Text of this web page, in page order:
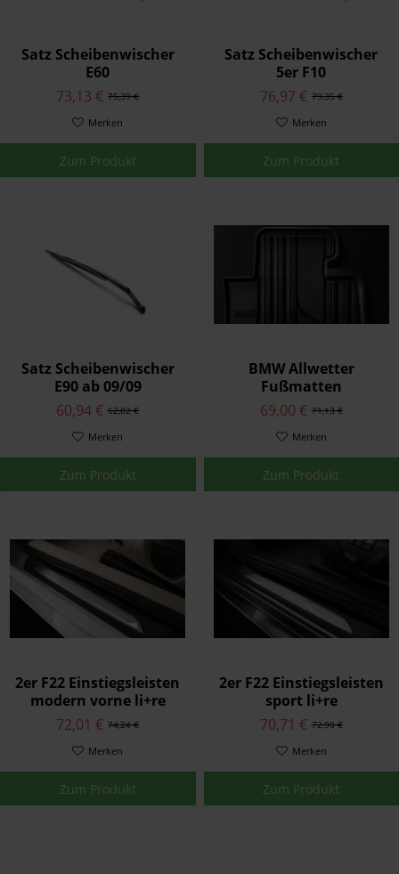
Satz Scheibenwischer
E60
75,39 €
73,13 €
Merken
Zum Produkt
Satz Scheibenwischer
5er F10
79,35 €
76,97 €
Merken
Zum Produkt
Satz Scheibenwischer
E90 ab 09/09
62,82 €
60,94 €
Merken
Zum Produkt
BMW Allwetter
Fußmatten
Gummimatten Vorne
Anthrazit 1er F20 F21 2er
F22 F23 F87
71,13 €
69,00 €
Merken
Zum Produkt
2er F22 Einstiegsleisten
modern vorne li+re
74,24 €
72,01 €
Merken
Zum Produkt
2er F22 Einstiegsleisten
sport li+re
72,90 €
70,71 €
Merken
Zum Produkt